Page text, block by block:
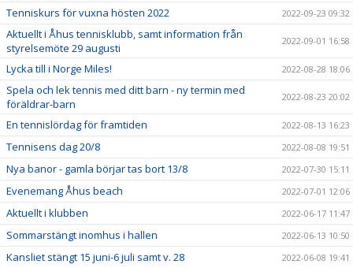
Tenniskurs för vuxna hösten 2022 2022-09-23 09:32
Aktuellt i Åhus tennisklubb, samt information från
styrelsemöte 29 augusti
2022-09-01 16:58
Lycka till i Norge Miles! 2022-08-28 18:06
Spela och lek tennis med ditt barn - ny termin med
föräldrar-barn
2022-08-23 20:02
En tennislördag för framtiden 2022-08-13 16:23
Tennisens dag 20/8 2022-08-08 19:51
Nya banor - gamla börjar tas bort 13/8 2022-07-30 15:11
Evenemang Åhus beach 2022-07-01 12:06
Aktuellt i klubben 2022-06-17 11:47
Sommarstängt inomhus i hallen 2022-06-13 10:50
Kansliet stängt 15 juni-6 juli samt v. 28 2022-06-08 19:41